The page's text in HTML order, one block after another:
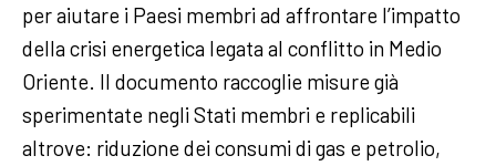
per aiutare i Paesi membri ad affrontare l’impatto
della crisi energetica legata al conflitto in Medio
Oriente. Il documento raccoglie misure già
sperimentate negli Stati membri e replicabili
altrove: riduzione dei consumi di gas e petrolio,